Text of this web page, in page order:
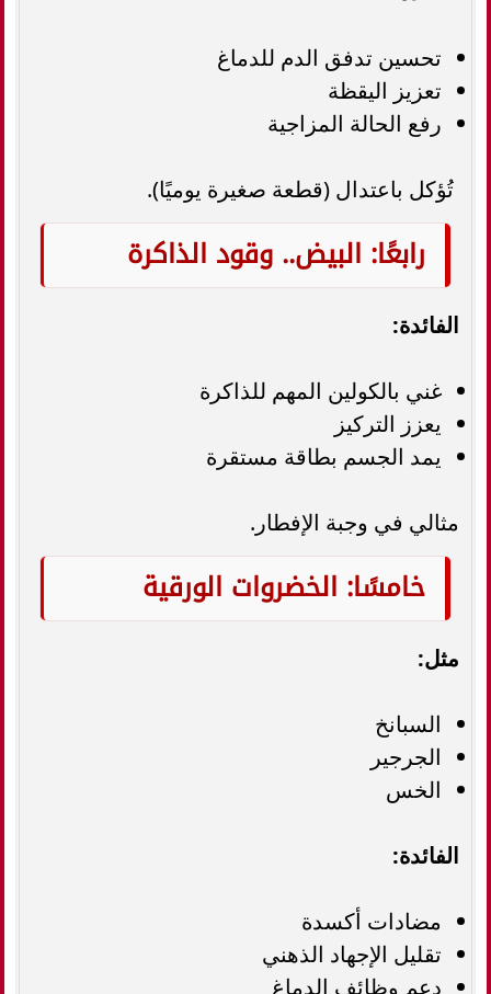
تحسين تدفق الدم للدماغ
تعزيز اليقظة
رفع الحالة المزاجية
تُؤكل باعتدال (قطعة صغيرة يوميًا).
رابعًا: البيض.. وقود الذاكرة
الفائدة:
غني بالكولين المهم للذاكرة
يعزز التركيز
يمد الجسم بطاقة مستقرة
مثالي في وجبة الإفطار.
خامسًا: الخضروات الورقية
مثل:
السبانخ
الجرجير
الخس
الفائدة:
مضادات أكسدة
تقليل الإجهاد الذهني
دعم وظائف الدماغ